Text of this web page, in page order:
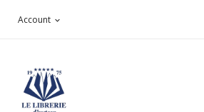
Account expand_more